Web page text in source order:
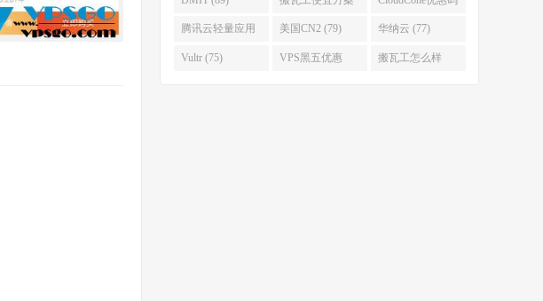
(86) (82)
腾讯云轻量应用
服务器 (82)
美国CN2 (79) 华纳云 (77)
Vultr (75) VPS黑五优惠 搬瓦工怎么样